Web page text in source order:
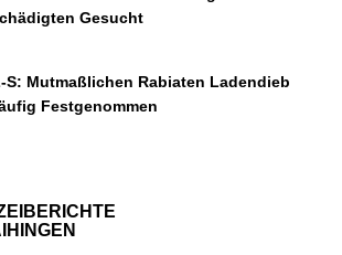
Gesucht
S: Mutmaßlichen Rabiaten Ladendieb
Festgenommen